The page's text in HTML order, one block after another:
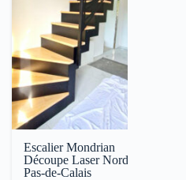
Escalier Mondrian
Découpe Laser Nord-
Pas-de-Calais